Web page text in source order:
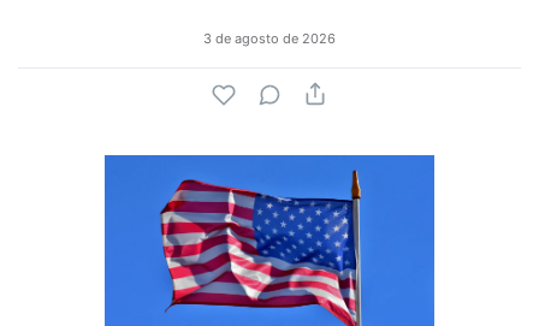
3 de agosto de 2026